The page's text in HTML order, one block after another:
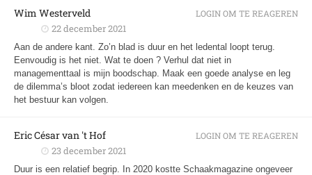
Wim Westerveld
22 december 2021
Aan de andere kant. Zo’n blad is duur en het ledental loopt terug.
Eenvoudig is het niet. Wat te doen ? Verhul dat niet in
managementtaal is mijn boodschap. Maak een goede analyse en leg
de dilemma’s bloot zodat iedereen kan meedenken en de keuzes van
het bestuur kan volgen.
LOGIN OM TE REAGEREN
Eric César van 't Hof
23 december 2021
Duur is een relatief begrip. In 2020 kostte Schaakmagazine ongeveer
LOGIN OM TE REAGEREN